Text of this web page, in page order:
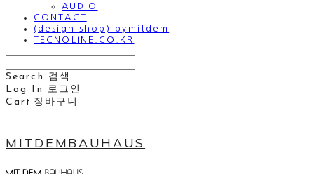
AUDIO
CONTACT
(design shop) bymitdem
TECNOLINE.CO.KR
Search
검색
Log In
로그인
Cart 장바구니
MITDEMBAUHAUS